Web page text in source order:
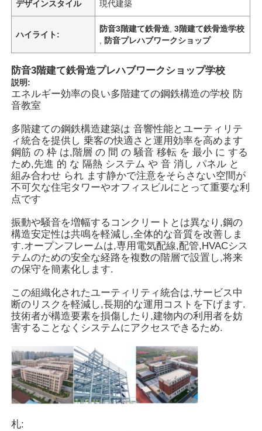
ホーム
製品
ビデオ
企業情報
会社案内
品質管理
お問い合わせ
デザインスタイル 現代建築
ハイライト:
防音3階建て鉄骨造 ,3階建て鉄骨造学校
防音プレハブワークショップ
防音3階建て鉄骨造プレハブワークショップ学校
説明:
エネルギー効率の良い多階建ての鋼鉄構造の学校 防
音教室
多階建ての鋼鉄構造建築は 音響性能とユーティリテ
ィ統合を提供し 乗客の快適さと運用効率を高めます
鋼筋 の 枠 は,階層 の 間 の 騒音 移転 を 最小 に する
ため,先進 的 な 隔熱 システム や 音 消し パネル と
組み合わせ られ ます静かで注意をそらさない空間が
不可欠な住宅タワーやオフィスビルにとって重要な利
点です
振動や騒音を増幅するコンクリートとは異なり,鋼の
構造安定性は共鳴を軽減し,全体的な音質を改善しま
す.オープンフレームは,専用電気配線,配管,HVACシス
テムのための安全な経路を複数の階層で設置し,将来
の保守を簡素化します.
この組織化されたユーティリティ統合は,サービス中
断のリスクを軽減し,長期的な運用コストを下げます.
技術者が構造要素を損傷したり,建物内の利用者を妨
害することなくシステムにアクセスできるため.
札: